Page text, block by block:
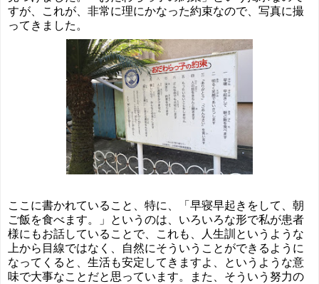
すが、これが、非常に理にかなった約束なので、写真に撮
ってきました。
ここに書かれていること、特に、「早寝早起きをして、朝
ご飯を食べます。」というのは、いろいろな形で私が患者
様にもお話していることで、これも、人生訓というような
上から目線ではなく、自然にそういうことができるように
なってくると、生活も安定してきますよ、というような意
味で大事なことだと思っています。また、そういう努力の